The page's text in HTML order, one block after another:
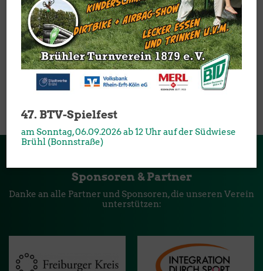
Weibliche U12-1 Weibliche U12-2
Weibliche U10
Sponsoren & Partner
Danke an alle Partner und Sponsoren, die unseren Verein
unterstützen:
47. BTV-Spielfest
am Sonntag, 06.09.2026 ab 12 Uhr auf der Südwiese
Brühl (Bonnstraße)